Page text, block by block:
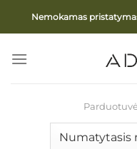
Nemokamas
Parduotuvė